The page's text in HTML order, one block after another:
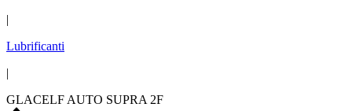
|
Lubrificanti
|
GLACELF AUTO SUPRA 2F